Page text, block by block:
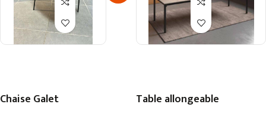
Chaise Galet Table allongeable